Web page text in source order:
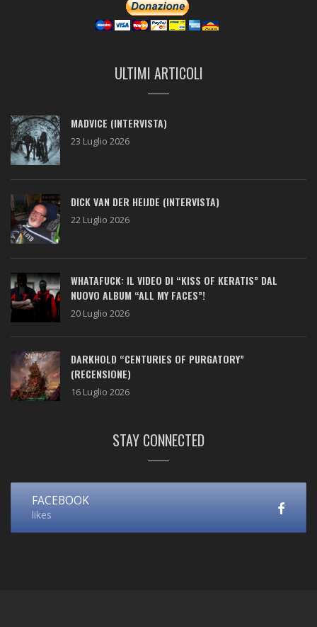
ULTIMI ARTICOLI
MADVICE (INTERVISTA)
23 Luglio 2026
DICK VAN DER HEIJDE (INTERVISTA)
22 Luglio 2026
WHATAFUCK: IL VIDEO DI “KISS OF KERATIS” DAL
NUOVO ALBUM “ALL MY FACES”!
20 Luglio 2026
DARKHOLD “CENTURIES OF PURGATORY”
(RECENSIONE)
16 Luglio 2026
STAY CONNECTED
FACEBOOK
likes